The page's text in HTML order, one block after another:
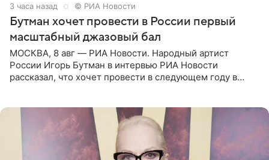
3 часа назад © РИА Новости
Бутман хочет провести в России первый
масштабный джазовый бал
МОСКВА, 8 авг — РИА Новости. Народный артист
России Игорь Бутман в интервью РИА Новости
рассказал, что хочет провести в следующем году в